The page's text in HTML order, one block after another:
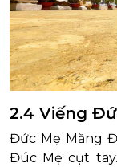
2.4 Viếng
Đức Mẹ Măng
Đúc Mẹ cụt